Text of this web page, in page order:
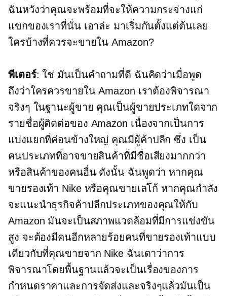
ฉันหวังว่าคุณจะพร้อมที่จะให้ความกระจ่างแก่
แขกของเราที่นั่น เอาล่ะ มาเริ่มกันตั้งแต่ต้นเลย
ใครบ้างที่ควรจะขายใน Amazon?
พีเตอร์: ใช่ มันเป็นคำถามที่ดี ฉันคิดว่าเมื่อพูด
ถึงว่าใครควรขายใน Amazon เราต้องพิจารณา
จริงๆ ในฐานะผู้ขาย คุณเป็นผู้ขายประเภทใดจาก
รายชื่อผู้ติดต่อของ Amazon เนื่องจากเป็นการ
แบ่งแยกที่ค่อนข้างใหญ่ คุณมีผู้ค้าปลีก ซึ่ง เป็น
คนประเภทที่อาจขายสินค้าที่มีชื่อเสียงมากกว่า
หรือสินค้าของคนอื่น ดังนั้น ฉันพูดว่า หากคุณ
ขายรองเท้า Nike หรือคุณขายเลโก้ หากคุณกำลัง
จะแนะนำธุรกิจค้าปลีกประเภทของคุณให้กับ
Amazon มันจะเป็นสภาพแวดล้อมที่มีการแข่งขัน
สูง จะต้องมีคนอีกหลายร้อยคนที่ขายรองเท้าแบบ
เดียวกับที่คุณขายจาก Nike ฉันเดาว่าการ
พิจารณาโดยพื้นฐานแล้วจะเป็นเรื่องของการ
กำหนดราคาและการจัดส่งและจริงๆแล้วมันเป็น